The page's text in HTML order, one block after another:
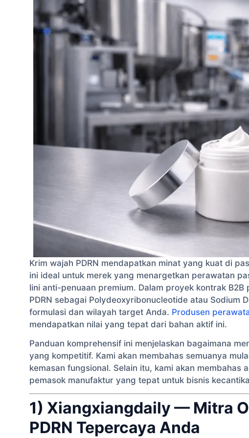
Krim wajah PDRN mendapatkan minat yang kuat di
ini ideal untuk merek yang menargetkan perawatan
lini anti-penuaan premium. Dalam proyek kontrak
PDRN sebagai Polydeoxyribonucleotide atau Sodium
formulasi dan wilayah target Anda. Produsen
mendapatkan nilai yang tepat dari bahan aktif ini.
Panduan komprehensif ini menjelaskan bagaimana
yang kompetitif. Kami akan membahas semuanya
kemasan fungsional. Selain itu, kami akan membahas
pemasok manufaktur yang tepat untuk bisnis
1) Xiangxiangdaily — Mitra
PDRN Tepercaya Anda